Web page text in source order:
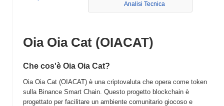
Analisi Tecnica
Oia Oia Cat (OIACAT)
Che cos'è Oia Oia Cat?
Oia Oia Cat (OIACAT) è una criptovaluta che opera come token
sulla Binance Smart Chain. Questo progetto blockchain è
progettato per facilitare un ambiente comunitario giocoso e